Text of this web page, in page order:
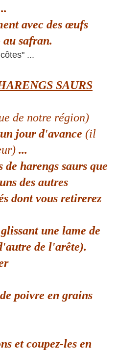
avec des œufs
au safran.
SAURS
de notre région)
jour d'avance (il
...
harengs saurs que
des autres
dont vous retirerez
une lame de
de l'arête).
poivre en grains
et coupez-les en